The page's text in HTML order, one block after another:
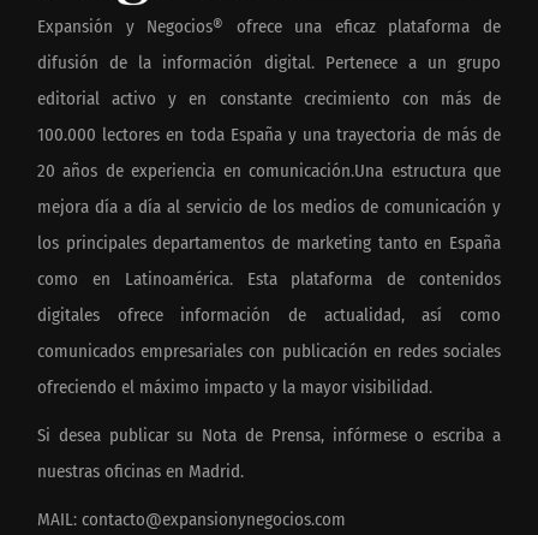
Expansión y Negocios® ofrece una eficaz plataforma de
difusión de la información digital. Pertenece a un grupo
editorial activo y en constante crecimiento con más de
100.000 lectores en toda España y una trayectoria de más de
20 años de experiencia en comunicación.Una estructura que
mejora día a día al servicio de los medios de comunicación y
los principales departamentos de marketing tanto en España
como en Latinoamérica. Esta plataforma de contenidos
digitales ofrece información de actualidad, así como
comunicados empresariales con publicación en redes sociales
ofreciendo el máximo impacto y la mayor visibilidad.
Si desea publicar su Nota de Prensa, infórmese o escriba a
nuestras oficinas en Madrid.
MAIL: contacto@expansionynegocios.com